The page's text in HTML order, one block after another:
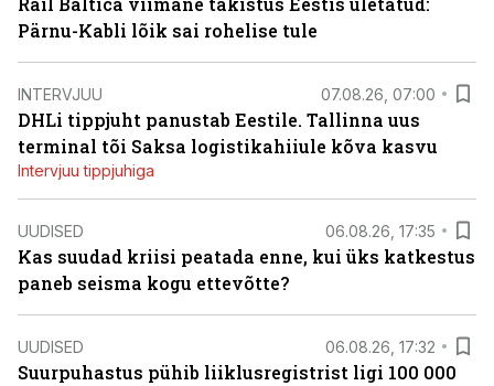
Pärnu-Kabli lõik sai rohelise tule
INTERVJUU 07.08.26, 07:00
DHLi tippjuht panustab Eestile. Tallinna uus
terminal tõi Saksa logistikahiiule kõva kasvu
Intervjuu tippjuhiga
UUDISED 06.08.26, 17:35
Kas suudad kriisi peatada enne, kui üks katkestus
paneb seisma kogu ettevõtte?
UUDISED 06.08.26, 17:32
Suurpuhastus pühib liiklusregistrist ligi 100 000